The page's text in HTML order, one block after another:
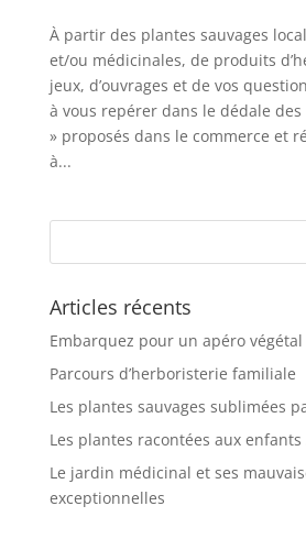
À partir des plantes sauvages
et/ou médicinales, de produits
jeux, d’ouvrages et de vos
à vous repérer dans le dédale
» proposés dans le commerce et
à...
Articles récents
Embarquez pour un apéro végétal
Parcours d’herboristerie familiale
Les plantes sauvages sublimées
Les plantes racontées aux
Le jardin médicinal et ses
exceptionnelles